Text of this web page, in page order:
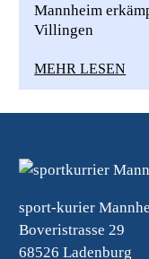
Mannheim
Villingen
MEHR LESEN
sport-kurier
Boveristrasse 29
68526 Ladenburg